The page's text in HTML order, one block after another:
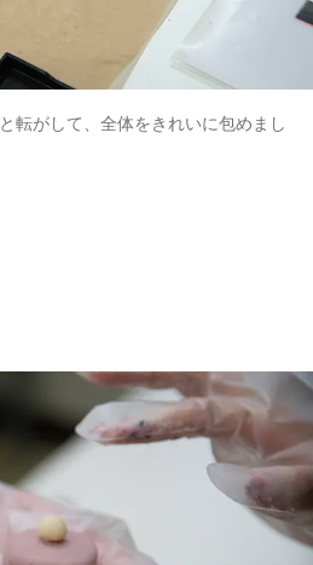
転がして、全体をきれいに包めまし